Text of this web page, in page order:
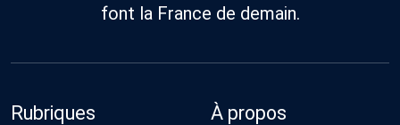
font la France de demain.
Rubriques À propos